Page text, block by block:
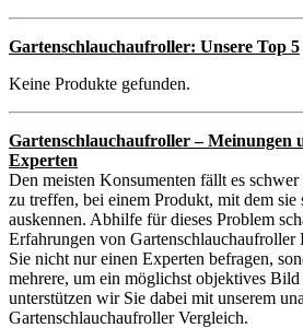
Gartenschlauchaufroller: Unsere Top 5
Keine Produkte gefunden.
Gartenschlauchaufroller – Meinungen
Experten
Den meisten Konsumenten fällt es
zu treffen, bei einem Produkt, mit dem
auskennen. Abhilfe für dieses Problem
Erfahrungen von Gartenschlauchaufroller
Sie nicht nur einen Experten befragen,
mehrere, um ein möglichst objektives
unterstützen wir Sie dabei mit unserem
Gartenschlauchaufroller Vergleich.